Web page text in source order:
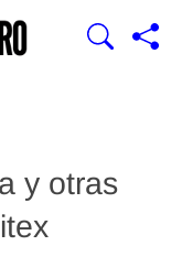
y otras